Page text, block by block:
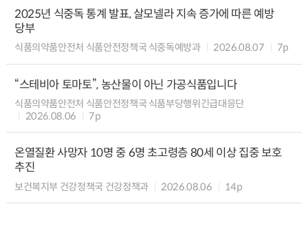
2025년 식중독 통계 발표, 살모넬라 지속 증가에 따른 예방
당부
식품의약품안전처 식품안전정책국 식중독예방과 2026.08.07 7p
“스테비아 토마토”, 농산물이 아닌 가공식품입니다
식품의약품안전처 식품안전정책국 식품부당행위긴급대응단
2026.08.06
7p
온열질환 사망자 10명 중 6명 초고령층 80세 이상 집중 보호
추진
보건복지부 건강정책국 건강정책과 2026.08.06 14p